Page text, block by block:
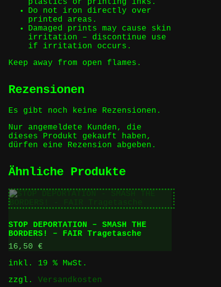
plastics or printing inks.
Do not iron directly over
printed areas.
Damaged prints may cause skin
irritation – discontinue use
if irritation occurs.
Keep away from open flames.
Rezensionen
Es gibt noch keine Rezensionen.
Nur angemeldete Kunden, die
dieses Produkt gekauft haben,
dürfen eine Rezension abgeben.
Ähnliche Produkte
STOP DEPORTATION – SMASH THE
BORDERS! – FAIR Tragetasche
16,50 €
inkl. 19 % MwSt.
zzgl. Versandkosten